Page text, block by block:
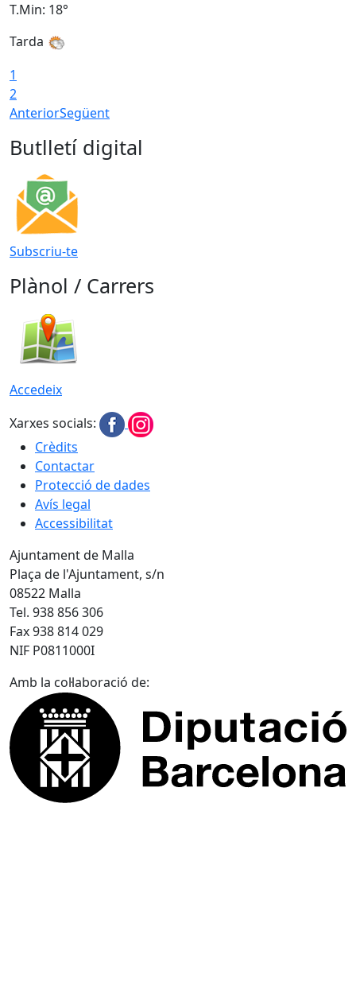
T.Min: 18°
Tarda
1
2
AnteriorSegüent
Butlletí digital
Subscriu-te
Plànol / Carrers
Accedeix
Xarxes socials:
Crèdits
Contactar
Protecció de dades
Avís legal
Accessibilitat
Ajuntament de Malla
Plaça de l'Ajuntament, s/n
08522 Malla
Tel. 938 856 306
Fax 938 814 029
NIF P0811000I
Amb la col·laboració de: